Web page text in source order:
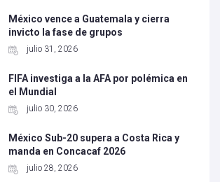
México vence a Guatemala y cierra
invicto la fase de grupos
julio 31, 2026
FIFA investiga a la AFA por polémica en
el Mundial
julio 30, 2026
México Sub-20 supera a Costa Rica y
manda en Concacaf 2026
julio 28, 2026